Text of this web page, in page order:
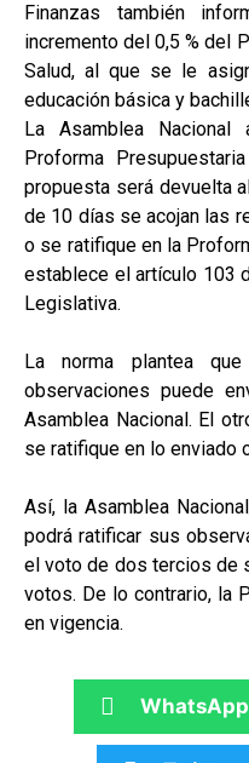
Finanzas también
incremento del 0,5 % del
Salud, al que se le
educación básica y
La Asamblea Nacional
Proforma
propuesta será devuelta
de 10 días se acojan las
o se ratifique en la
establece el artículo 103
Legislativa.
La norma plantea
observaciones puede
Asamblea Nacional. El
se ratifique en lo enviado
Así, la Asamblea
podrá ratificar sus
el voto de dos tercios de
votos. De lo contrario, la
en vigencia.
WhatsApp